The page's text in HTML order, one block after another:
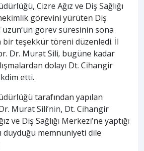
Cizre Ağız ve Diş Sağlığı
görevini yürüten Diş
görev süresinin sona
bir teşekkür töreni düzenledi. İl
Dr. Murat Sili, bugüne kadar
dolayı Dt. Cihangir
etti.
tarafından yapılan
Murat Sili’nin, Dt. Cihangir
ve Diş Sağlığı Merkezi’ne yaptığı
duyduğu memnuniyeti dile